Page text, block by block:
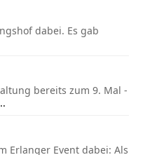
dabei. Es gab
bereits zum 9. Mal -
Erlanger Event dabei: Als